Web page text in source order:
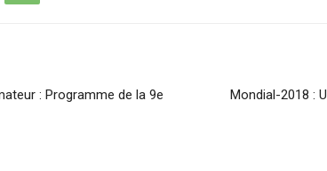
: Programme de la 9e
Mondial-2018 :